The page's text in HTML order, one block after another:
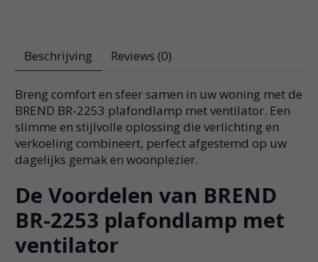
Beschrijving Reviews (0)
Breng comfort en sfeer samen in uw woning met de
BREND BR-2253 plafondlamp met ventilator. Een
slimme en stijlvolle oplossing die verlichting en
verkoeling combineert, perfect afgestemd op uw
dagelijks gemak en woonplezier.
De Voordelen van BREND
BR-2253 plafondlamp met
ventilator